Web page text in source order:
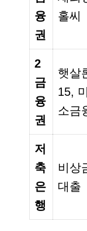
융
권
홀씨
2
금
융
권
햇살
15, 미
소금
저
축
은
행
비상
대출